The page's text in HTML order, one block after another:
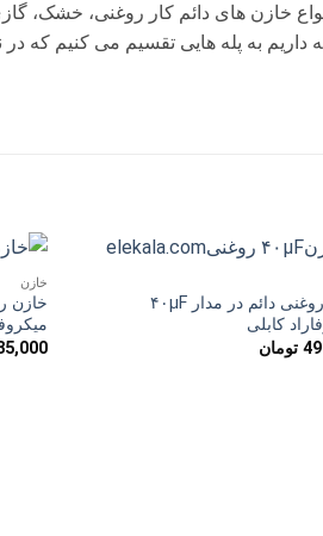
خازن های دائم کار روغنی، خشک،
داریم به پله هایی تقسیم می کنیم که
خازن روغنی دائم در مدار ۴۰µF
کابلی
تومان
خازن